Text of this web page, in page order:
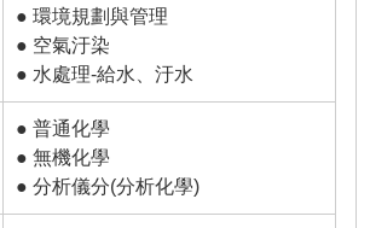
● 環境規劃與管理
● 空氣汙染
● 水處理-給水、汙水
● 普通化學
● 無機化學
● 分析儀分(分析化學)